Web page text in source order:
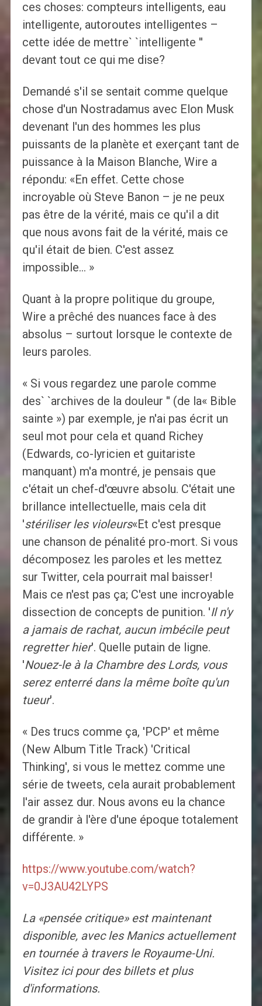
ces choses: compteurs intelligents, eau
intelligente, autoroutes intelligentes –
cette idée de mettre` `intelligente ''
devant tout ce qui me dise?
Demandé s'il se sentait comme quelque
chose d'un Nostradamus avec Elon Musk
devenant l'un des hommes les plus
puissants de la planète et exerçant tant de
puissance à la Maison Blanche, Wire a
répondu: «En effet. Cette chose
incroyable où Steve Banon – je ne peux
pas être de la vérité, mais ce qu'il a dit
que nous avons fait de la vérité, mais ce
qu'il était de bien. C'est assez
impossible… »
Quant à la propre politique du groupe,
Wire a prêché des nuances face à des
absolus – surtout lorsque le contexte de
leurs paroles.
« Si vous regardez une parole comme
des` `archives de la douleur '' (de la« Bible
sainte ») par exemple, je n'ai pas écrit un
seul mot pour cela et quand Richey
(Edwards, co-lyricien et guitariste
manquant) m'a montré, je pensais que
c'était un chef-d'œuvre absolu. C'était une
brillance intellectuelle, mais cela dit
'stériliser les violeurs«Et c'est presque
une chanson de pénalité pro-mort. Si vous
décomposez les paroles et les mettez
sur Twitter, cela pourrait mal baisser!
Mais ce n'est pas ça; C'est une incroyable
dissection de concepts de punition. 'Il n'y
a jamais de rachat, aucun imbécile peut
regretter hier'. Quelle putain de ligne.
'Nouez-le à la Chambre des Lords, vous
serez enterré dans la même boîte qu'un
tueur'.
« Des trucs comme ça, 'PCP' et même
(New Album Title Track) 'Critical
Thinking', si vous le mettez comme une
série de tweets, cela aurait probablement
l'air assez dur. Nous avons eu la chance
de grandir à l'ère d'une époque totalement
différente. »
https://www.youtube.com/watch?
v=0J3AU42LYPS
La «pensée critique» est maintenant
disponible, avec les Manics actuellement
en tournée à travers le Royaume-Uni.
Visitez ici pour des billets et plus
d'informations.